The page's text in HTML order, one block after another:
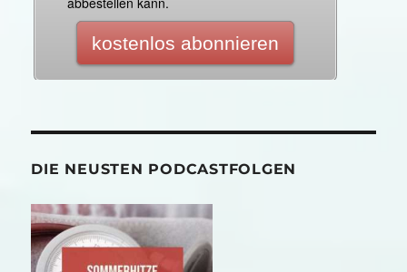
DIE NEUSTEN PODCASTFOLGEN